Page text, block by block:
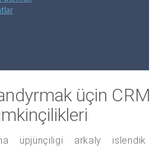
üçin CRM
üpjünçiligi arkaly islendik